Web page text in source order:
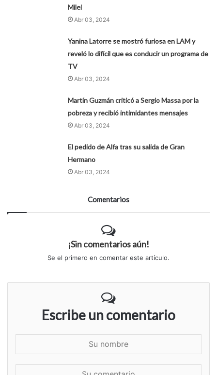
Milei
Abr 03, 2024
Yanina Latorre se mostró furiosa en LAM y
reveló lo difícil que es conducir un programa de
TV
Abr 03, 2024
Martín Guzmán criticó a Sergio Massa por la
pobreza y recibió intimidantes mensajes
Abr 03, 2024
El pedido de Alfa tras su salida de Gran
Hermano
Abr 03, 2024
Comentarios
¡Sin comentarios aún!
Se el primero en comentar este artículo.
Escribe un comentario